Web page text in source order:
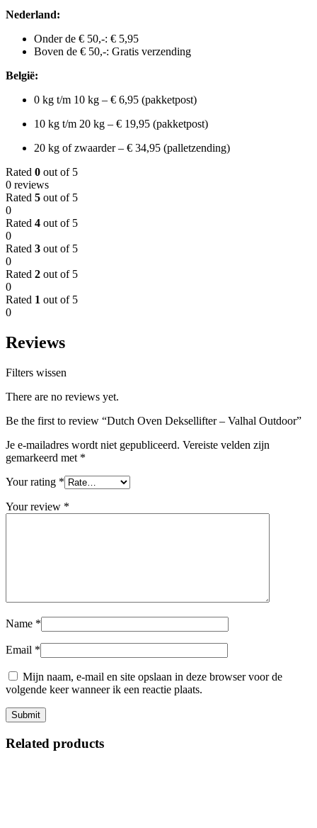
Nederland:
Onder de € 50,-: € 5,95
Boven de € 50,-: Gratis verzending
België:
0 kg t/m 10 kg – € 6,95 (pakketpost)
10 kg t/m 20 kg – € 19,95 (pakketpost)
20 kg of zwaarder – € 34,95 (palletzending)
Rated 0 out of 5
0 reviews
Rated 5 out of 5
0
Rated 4 out of 5
0
Rated 3 out of 5
0
Rated 2 out of 5
0
Rated 1 out of 5
0
Reviews
Filters wissen
There are no reviews yet.
Be the first to review “Dutch Oven Deksellifter – Valhal Outdoor”
Je e-mailadres wordt niet gepubliceerd. Vereiste velden zijn
gemarkeerd met *
Your rating *
Your review *
Name *
Email *
Mijn naam, e-mail en site opslaan in deze browser voor de
volgende keer wanneer ik een reactie plaats.
Related products